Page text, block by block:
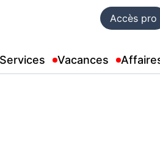
Accès pro
Services Vacances